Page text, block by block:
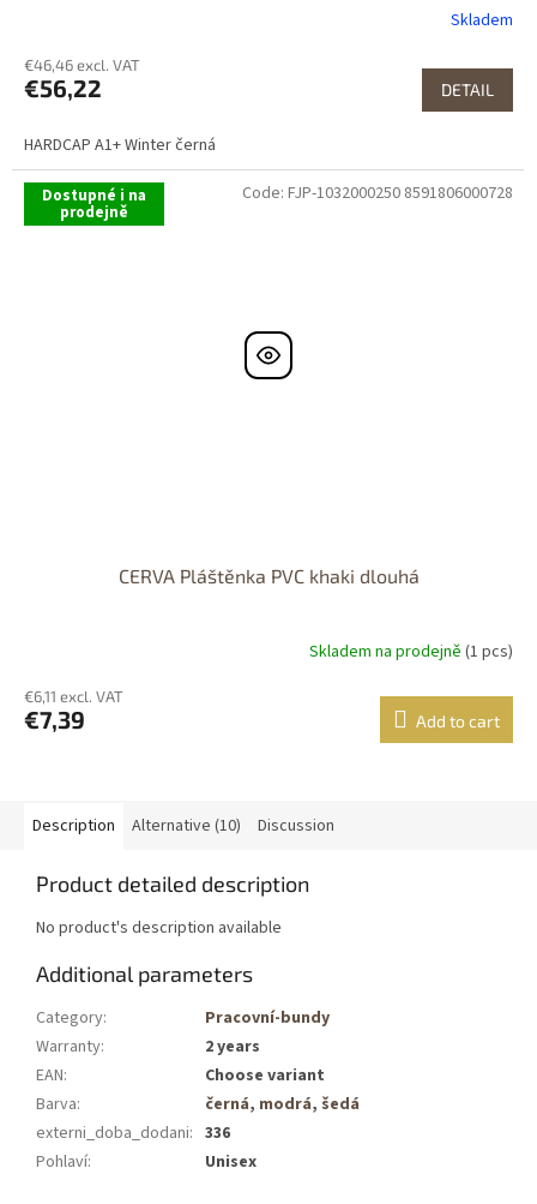
Skladem
€46,46 excl. VAT
€56,22 DETAIL
HARDCAP A1+ Winter černá
Dostupné i na
prodejně
CERVA Pláštěnka PVC khaki dlouhá
Skladem na prodejně (1 pcs)
€6,11 excl. VAT
€7,39 Add to cart
Code: FJP-1032000250 8591806000728
Description Alternative (10) Discussion
Product detailed description
No product's description available
Additional parameters
Category:
Pracovní-bundy
Warranty:
2 years
EAN:
Choose variant
Barva: černá, modrá, šedá
externi_doba_dodani: 336
Pohlaví: Unisex